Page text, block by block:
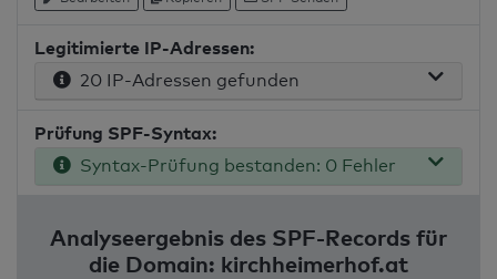
Legitimierte IP-Adressen:
20 IP-Adressen gefunden
Prüfung SPF-Syntax:
Syntax-Prüfung bestanden: 0 Fehler
Analyseergebnis des SPF-Records für
die Domain: kirchheimerhof.at